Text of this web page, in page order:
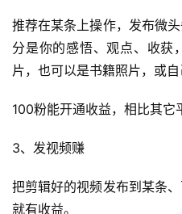
品
推荐在某条上操作，发布微
分是你的感悟、观点、收获
片，也可以是书籍照片，或自
100粉能开通收益，相比其它
3、发视频赚
把剪辑好的视频发布到某条
就有收益。